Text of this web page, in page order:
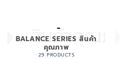
BALANCE SERIES สินค้า
คุณภาพ
29 PRODUCTS